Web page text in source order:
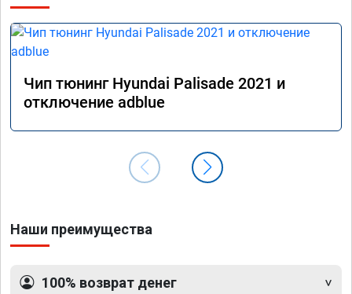
Чип тюнинг Hyundai Palisade 2021 и
отключение adblue
Наши преимущества
100% возврат денег